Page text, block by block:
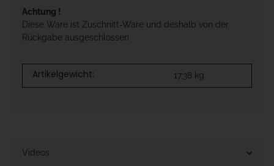
Achtung !
Diese Ware ist Zuschnitt-Ware und deshalb von der
Rückgabe ausgeschlossen
Artikelgewicht: 17,38 kg
Videos